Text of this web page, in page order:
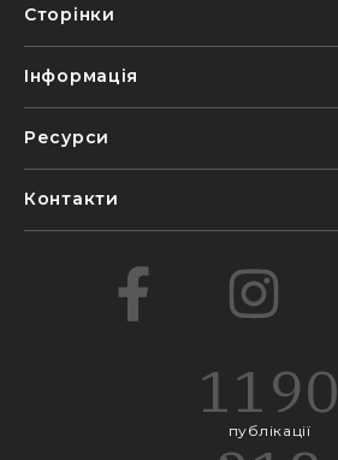
Сторінки
Інформація
Ресурси
Контакти
1190
публікації